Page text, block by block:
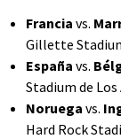
Francia vs.
Gillette
España vs.
Stadium de Los
Noruega vs.
Hard Rock